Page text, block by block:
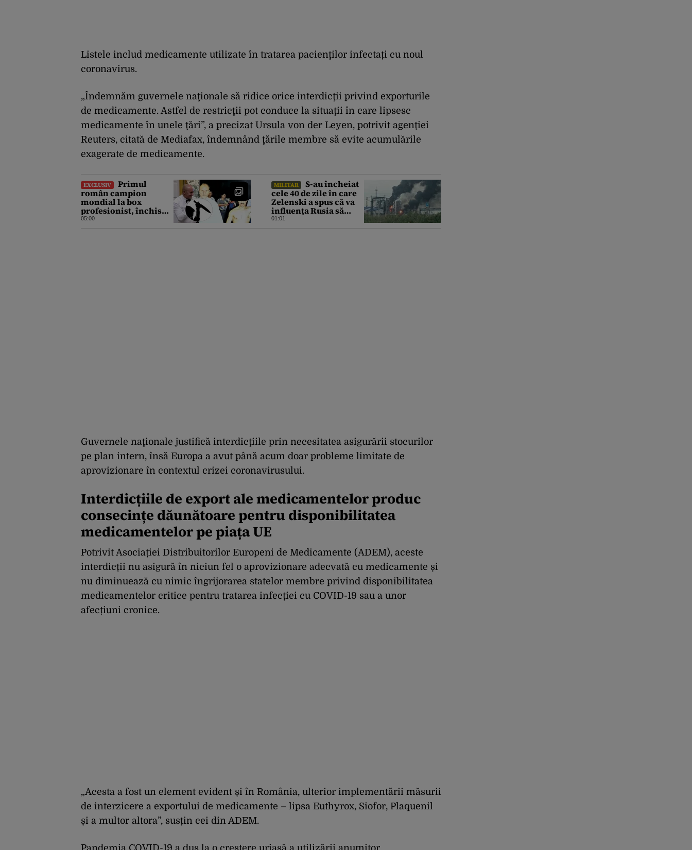
Listele includ medicamente utilizate în tratarea pacienţilor infectați cu noul
coronavirus.
„Îndemnăm guvernele naţionale să ridice orice interdicţii privind exporturile
de medicamente. Astfel de restricţii pot conduce la situaţii în care lipsesc
medicamente în unele ţări”, a precizat Ursula von der Leyen, potrivit agenţiei
Reuters, citată de Mediafax, îndemnând ţările membre să evite acumulările
exagerate de medicamente.
EXCLUSIV
Primul
român campion
mondial la box
profesionist, închis
pentru tentativă de
05:00
MILITAR
S-au încheiat
cele 40 de zile în care
Zelenski a spus că va
influența Rusia să
ceară pace. Ce
01:01
Guvernele naţionale justifică interdicţiile prin necesitatea asigurării stocurilor
pe plan intern, însă Europa a avut până acum doar probleme limitate de
aprovizionare în contextul crizei coronavirusului.
Interdicțiile de export ale medicamentelor produc
consecințe dăunătoare pentru disponibilitatea
medicamentelor pe piața UE
Potrivit Asociației Distribuitorilor Europeni de Medicamente (ADEM), aceste
interdicții nu asigură în niciun fel o aprovizionare adecvată cu medicamente și
nu diminuează cu nimic îngrijorarea statelor membre privind disponibilitatea
medicamentelor critice pentru tratarea infecției cu COVID-19 sau a unor
afecțiuni cronice.
„Acesta a fost un element evident și în România, ulterior implementării măsurii
de interzicere a exportului de medicamente – lipsa Euthyrox, Siofor, Plaquenil
și a multor altora”, susțin cei din ADEM.